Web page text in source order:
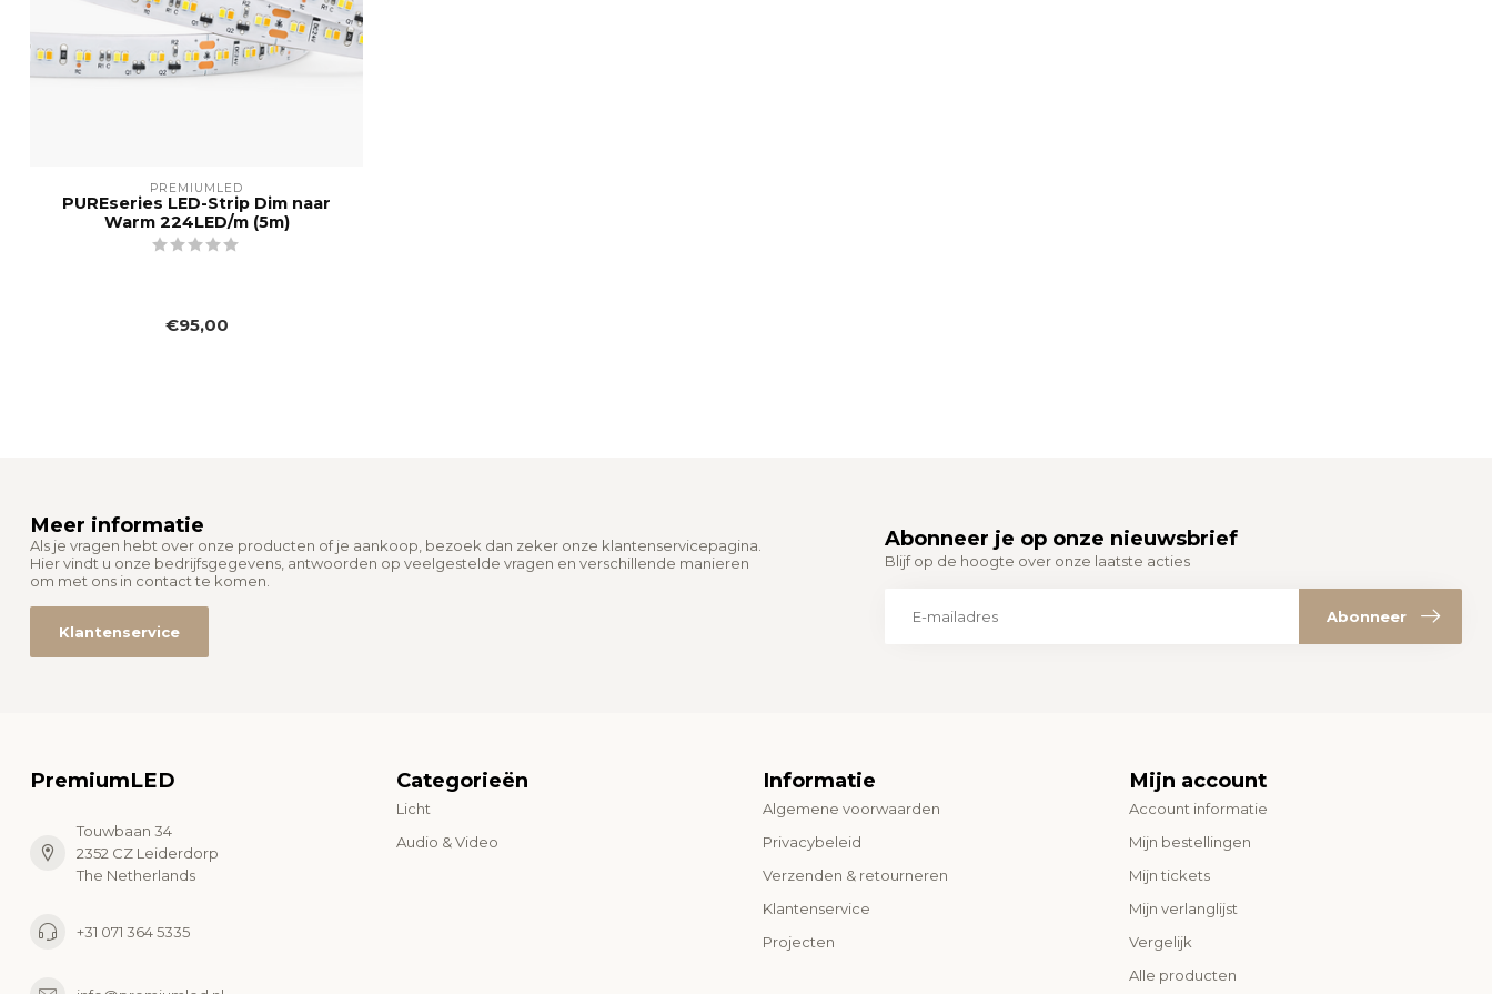
PREMIUMLED
PUREseries LED-Strip Dim naar
Warm 224LED/m (5m)
€95,00
Meer informatie
Als je vragen hebt over onze producten of je aankoop, bezoek dan zeker onze klantenservicepagina.
Hier vindt u onze bedrijfsgegevens, antwoorden op veelgestelde vragen en verschillende manieren
om met ons in contact te komen.
Klantenservice
Abonneer je op onze nieuwsbrief
Blijf op de hoogte over onze laatste acties
Abonneer
PremiumLED
Touwbaan 34
2352 CZ Leiderdorp
The Netherlands
+31 071 364 5335
Categorieën
Licht
Audio & Video
Informatie
Algemene voorwaarden
Privacybeleid
Verzenden & retourneren
Klantenservice
Projecten
Mijn account
Account informatie
Mijn bestellingen
Mijn tickets
Mijn verlanglijst
Vergelijk
Alle producten